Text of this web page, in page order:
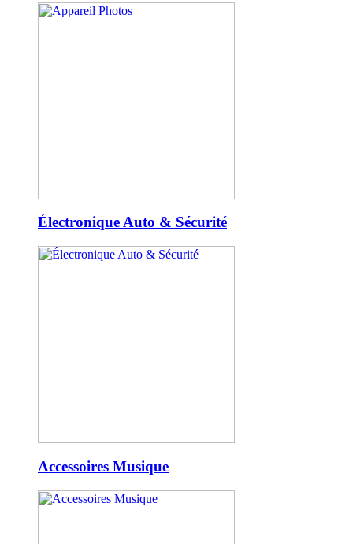
Électronique Auto & Sécurité
Accessoires Musique